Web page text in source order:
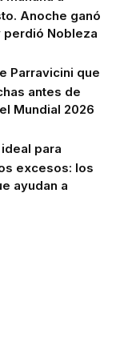
Anoche ganó
perdió Nobleza
Parravicini que
antes de
Mundial 2026
para
excesos: los
ayudan a